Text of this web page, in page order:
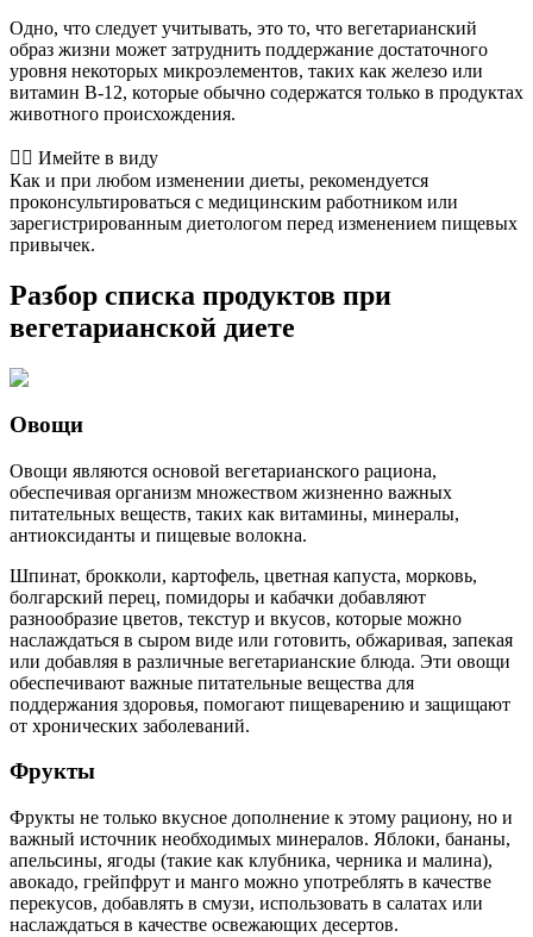
Одно, что следует учитывать, это то, что вегетарианский
образ жизни может затруднить поддержание достаточного
уровня некоторых микроэлементов, таких как железо или
витамин B-12, которые обычно содержатся только в продуктах
животного происхождения.
👨‍⚕️️ Имейте в виду
Как и при любом изменении диеты, рекомендуется
проконсультироваться с медицинским работником или
зарегистрированным диетологом перед изменением пищевых
привычек.
Разбор списка продуктов при
вегетарианской диете
Овощи
Овощи являются основой вегетарианского рациона,
обеспечивая организм множеством жизненно важных
питательных веществ, таких как витамины, минералы,
антиоксиданты и пищевые волокна.
Шпинат, брокколи, картофель, цветная капуста, морковь,
болгарский перец, помидоры и кабачки добавляют
разнообразие цветов, текстур и вкусов, которые можно
наслаждаться в сыром виде или готовить, обжаривая, запекая
или добавляя в различные вегетарианские блюда. Эти овощи
обеспечивают важные питательные вещества для
поддержания здоровья, помогают пищеварению и защищают
от хронических заболеваний.
Фрукты
Фрукты не только вкусное дополнение к этому рациону, но и
важный источник необходимых минералов. Яблоки, бананы,
апельсины, ягоды (такие как клубника, черника и малина),
авокадо, грейпфрут и манго можно употреблять в качестве
перекусов, добавлять в смузи, использовать в салатах или
наслаждаться в качестве освежающих десертов.